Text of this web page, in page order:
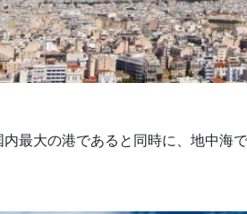
最大の港であると同時に、地中海